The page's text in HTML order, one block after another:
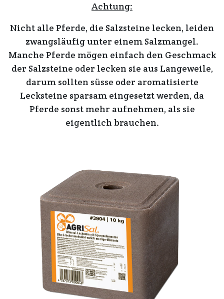
Achtung:
Nicht alle Pferde, die Salzsteine lecken, leiden
zwangsläufig unter einem Salzmangel.
Manche Pferde mögen einfach den Geschmack
der Salzsteine oder lecken sie aus Langeweile,
darum sollten süsse oder aromatisierte
Lecksteine sparsam eingesetzt werden, da
Pferde sonst mehr aufnehmen, als sie
eigentlich brauchen.